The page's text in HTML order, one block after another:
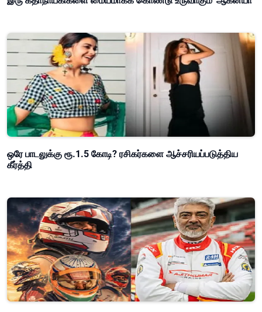
ஒரே பாடலுக்கு ரூ.1.5 கோடி? ரசிகர்களை ஆச்சரியப்படுத்திய
கீர்த்தி